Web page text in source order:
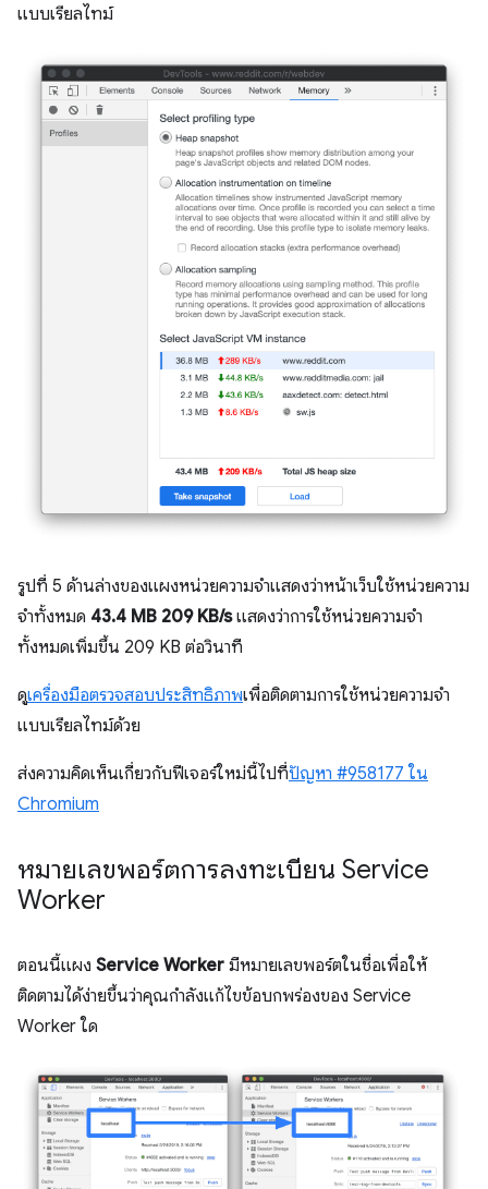
แบบเรียลไทม์
รูปที่ 5 ด้านล่างของแผงหน่วยความจำแสดงว่าหน้าเว็บใช้หน่วยความ
จำทั้งหมด 43.4 MB 209 KB/sแสดงว่าการใช้หน่วยความจำ
ทั้งหมดเพิ่มขึ้น 209 KB ต่อวินาที
ดูเครื่องมือตรวจสอบประสิทธิภาพเพื่อติดตามการใช้หน่วยความจำ
แบบเรียลไทม์ด้วย
ส่งความคิดเห็นเกี่ยวกับฟีเจอร์ใหม่นี้ไปที่ปัญหา #958177 ใน
Chromium
หมายเลขพอร์ตการลงทะเบียน Service
Worker
ตอนนี้แผง Service Worker มีหมายเลขพอร์ตในชื่อเพื่อให้
ติดตามได้ง่ายขึ้นว่าคุณกำลังแก้ไขข้อบกพร่องของ Service
Worker ใด